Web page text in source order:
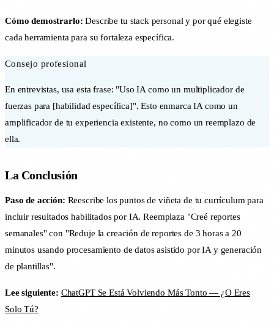
Cómo demostrarlo: Describe tu stack personal y por qué elegiste
cada herramienta para su fortaleza específica.
Consejo profesional
En entrevistas, usa esta frase: "Uso IA como un multiplicador de
fuerzas para [habilidad específica]". Esto enmarca IA como un
amplificador de tu experiencia existente, no como un reemplazo de
ella.
La Conclusión
Paso de acción: Reescribe los puntos de viñeta de tu currículum para
incluir resultados habilitados por IA. Reemplaza "Creé reportes
semanales" con "Reduje la creación de reportes de 3 horas a 20
minutos usando procesamiento de datos asistido por IA y generación
de plantillas".
Lee siguiente: ChatGPT Se Está Volviendo Más Tonto — ¿O Eres
Solo Tú?